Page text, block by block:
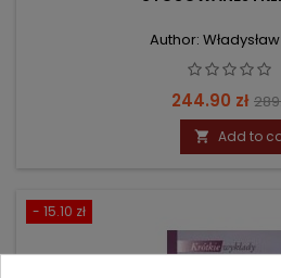
Author:
Price
244.90 zł
 Add to
- 15.10 zł